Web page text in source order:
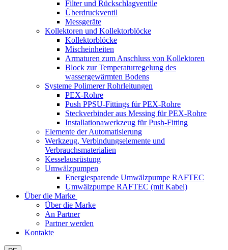
Filter und Rückschlagventile
Überdruckventil
Messgeräte
Kollektoren und Kollektorblöcke
Kollektorblöcke
Mischeinheiten
Armaturen zum Anschluss von Kollektoren
Block zur Temperaturregelung des
wassergewärmten Bodens
Systeme Polimerer Rohrleitungen
PEX-Rohre
Push PPSU-Fittings für PEX-Rohre
Steckverbinder aus Messing für PEX-Rohre
Installationawerkzeug für Push-Fitting
Elemente der Automatisierung
Werkzeug, Verbindungselemente und
Verbrauchsmaterialien
Kesselausrüstung
Umwälzpumpen
Energiesparende Umwälzpumpe RAFTEC
Umwälzpumpe RAFTEC (mit Kabel)
Über die Marke
Über die Marke
An Partner
Partner werden
Kontakte